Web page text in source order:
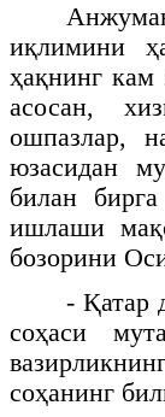
иқлимини
ҳақнинг кам
асосан,
ошпазлар,
юзасидан
билан
ишлаши
бозорини
- Қатар
соҳаси
соҳанинг